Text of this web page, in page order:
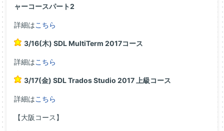
ャーコースパート2
詳細はこちら
3/16(木) SDL MultiTerm 2017コース
詳細はこちら
3/17(金) SDL Trados Studio 2017 上級コース
詳細はこちら
【大阪コース】